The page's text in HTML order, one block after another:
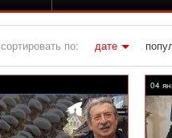
сортировать по: дате
» Материалы за 04.01.2026
04